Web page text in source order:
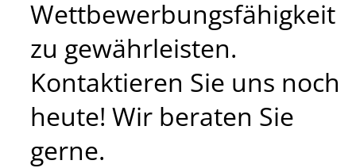
Wettbewerbungsfähigkeit
zu gewährleisten.
Kontaktieren Sie uns noch
heute! Wir beraten Sie
gerne.